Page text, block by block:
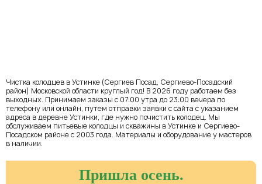
Чистка колодцев в Устинке (Сергиев Посад, Сергиево-Посадский
район) Московской области круглый год! В 2026 году работаем без
выходных. Принимаем заказы с 07:00 утра до 23:00 вечера по
телефону или онлайн, путем отправки заявки с сайта с указанием
адреса в деревне Устинки, где нужно почистить колодец. Мы
обслуживаем питьевые колодцы и скважины в Устинке и Сергиево-
Посадском районе с 2003 года. Материалы и оборудование у мастеров
в наличии.
Пришла осень.